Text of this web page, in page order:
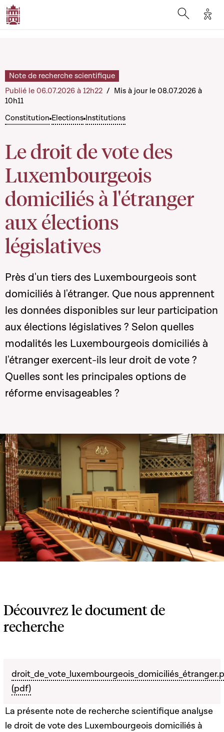
Constitution Elections Institutions
Le droit de vote des
Luxembourgeois
domiciliés à l'étranger
aux élections
législatives
Note de recherche scientifique
Publié le 06.07.2026 à 12h22 / Mis à jour le 08.07.2026 à
10h11
Près d'un tiers des Luxembourgeois sont
domiciliés à l'étranger. Que nous apprennent
les données disponibles sur leur participation
aux élections législatives ? Selon quelles
modalités les Luxembourgeois domiciliés à
l'étranger exercent-ils leur droit de vote ?
Quelles sont les principales options de
réforme envisageables ?
Découvrez le document de
recherche
(pdf)
La présente note de recherche scientifique analyse
le droit de vote des Luxembourgeois domiciliés à